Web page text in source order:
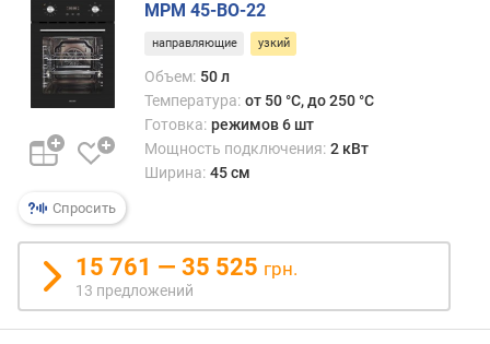
о
т
р
е
б
е
н
я
м
о
щ
н
Спросить
MPM 45-BO-22
направляющие узкий
Объем: 50 л
Температура: от 50 °C, до 250 °C
Готовка: режимов 6 шт
Мощность подключения: 2 кВт
Ширина: 45 см
15 761 — 35 525 грн.
13 предложений